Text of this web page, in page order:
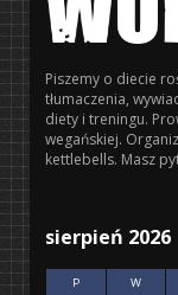
Piszemy o diecie
tłumaczenia,
diety i treningu.
wegańskiej.
kettlebells. Masz
sierpień 2026
P W